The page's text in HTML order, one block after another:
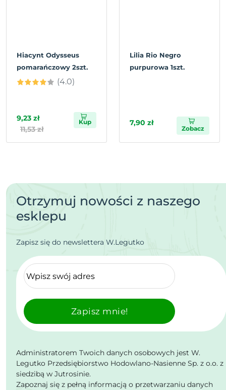
Hiacynt Odysseus
pomarańczowy 2szt.
(4.0)
9,23 zł
11,53 zł
Kup
Lilia Rio Negro
purpurowa 1szt.
7,90 zł
Zobacz
Otrzymuj nowości z naszego
esklepu
Zapisz się do newslettera W.Legutko
Zapisz mnie!
Administratorem Twoich danych osobowych jest W.
Legutko Przedsiębiorstwo Hodowlano-Nasienne Sp. z o.o. z
siedzibą w Jutrosinie.
Zapoznaj się z pełną informacją o przetwarzaniu danych